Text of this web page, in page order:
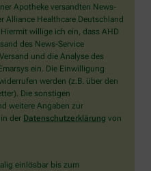
Apotheke versandten News-
Alliance Healthcare Deutschland
willige ich ein, dass AHD
des News-Service
und die Analyse des
ein. Die Einwilligung
werden (z.B. über den
Die sonstigen
weitere Angaben zur
der Datenschutzerklärung von
einlösbar bis zum